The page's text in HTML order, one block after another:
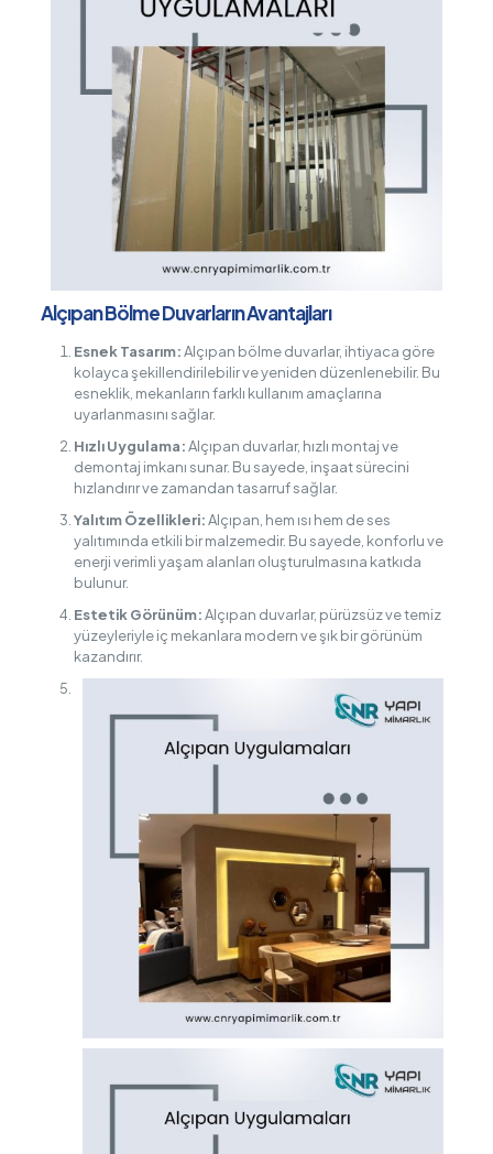
Alçıpan Bölme Duvarların Avantajları
Esnek Tasarım:Alçıpan bölme duvarlar, ihtiyaca göre
kolayca şekillendirilebilir ve yeniden düzenlenebilir. Bu
esneklik, mekanların farklı kullanım amaçlarına
uyarlanmasını sağlar.
Hızlı Uygulama:Alçıpan duvarlar, hızlı montaj ve
demontaj imkanı sunar. Bu sayede, inşaat sürecini
hızlandırır ve zamandan tasarruf sağlar.
Yalıtım Özellikleri:Alçıpan, hem ısı hem de ses
yalıtımında etkili bir malzemedir. Bu sayede, konforlu ve
enerji verimli yaşam alanları oluşturulmasına katkıda
bulunur.
Estetik Görünüm:Alçıpan duvarlar, pürüzsüz ve temiz
yüzeyleriyle iç mekanlara modern ve şık bir görünüm
kazandırır.